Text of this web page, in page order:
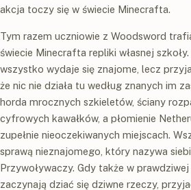
akcja toczy się w świecie Minecrafta.
Tym razem uczniowie z Woodsword
świecie Minecrafta repliki własnej
wszystko wydaje się znajome, lecz
że nic nie działa tu według znanych im
horda mrocznych szkieletów, ściany
cyfrowych kawałków, a płomienie
zupełnie nieoczekiwanych miejscach.
sprawą nieznajomego, który nazywa
Przywoływaczy. Gdy także w
zaczynają dziać się dziwne rzeczy,